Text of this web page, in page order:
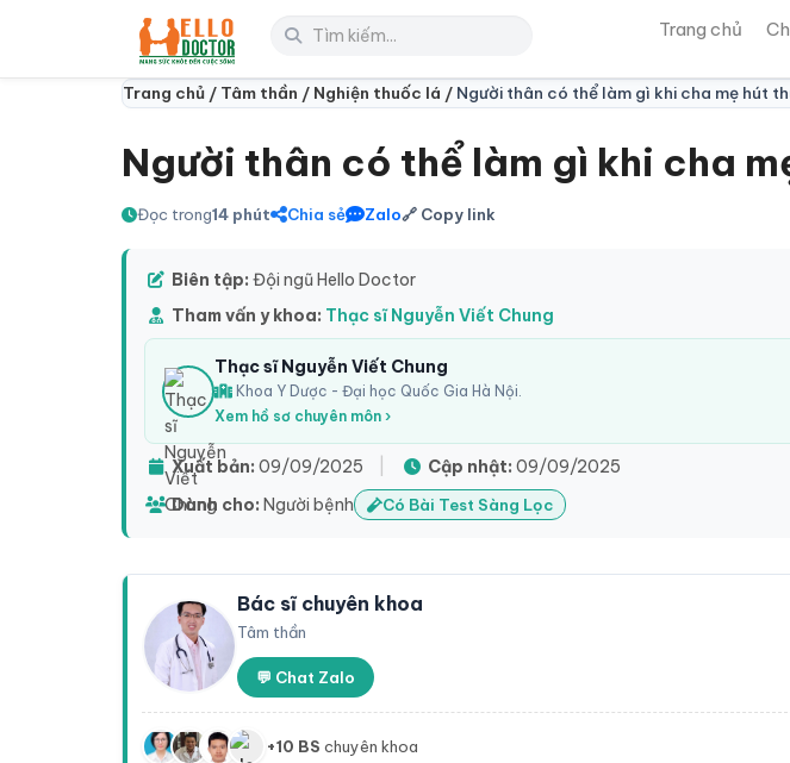
Trang chủ
Trang chủ / Tâm thần / Nghiện thuốc lá / Người thân có thể làm gì khi cha mẹ hút
Người thân có thể làm gì khi cha
Đọc trong14 phút Chia sẻ Zalo🔗 Copy link
Biên tập: Đội ngũ Hello Doctor
Tham vấn y khoa: Thạc sĩ Nguyễn Viết Chung
Thạc sĩ Nguyễn Viết Chung
Khoa Y Dược - Đại học Quốc Gia Hà Nội.
Xem hồ sơ chuyên môn ›
Xuất bản: 09/09/2025 Cập nhật: 09/09/2025
Dành cho: Người bệnh Có Bài Test Sàng Lọc
Bác sĩ chuyên khoa
Tâm thần
💬 Chat Zalo
+10 BS chuyên khoa